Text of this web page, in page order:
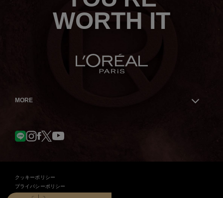
WORTH IT
MORE
クッキーポリシー
プライバシーポリシー
契約条件